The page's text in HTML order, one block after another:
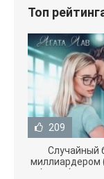
Топ
209
Случайный
миллиардером
Агата (полная